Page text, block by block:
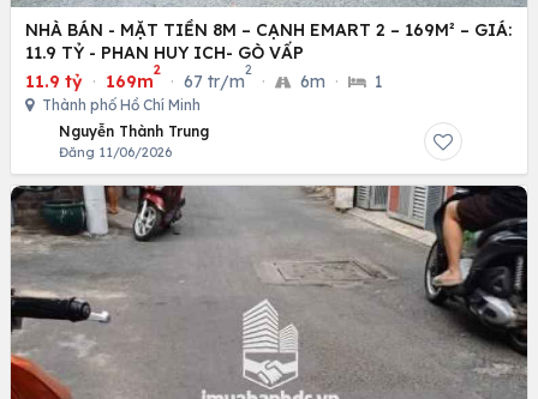
NHÀ BÁN - MẶT TIỀN 8M – CẠNH EMART 2 – 169M² – GIÁ:
11.9 TỶ - PHAN HUY ICH- GÒ VẤP
11.9 tỷ · 169m
2
· 67 tr/m
2
· 6m · 1
Thành phố Hồ Chí Minh
Nguyễn Thành Trung
Đăng 11/06/2026